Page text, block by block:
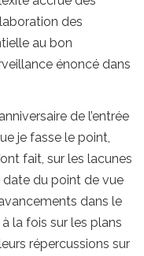
des
au bon
énoncé dans
de l’entrée
je fasse le point,
fait, sur les lacunes
du point de vue
dans le
la fois sur les plans
répercussions sur